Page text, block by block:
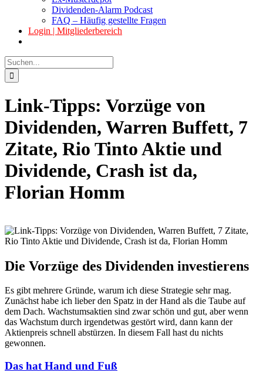
Dividenden-Alarm Podcast
FAQ – Häufig gestellte Fragen
Login | Mitgliederbereich
Suche
nach:
Link-Tipps: Vorzüge von
Dividenden, Warren Buffett, 7
Zitate, Rio Tinto Aktie und
Dividende, Crash ist da,
Florian Homm
Die Vorzüge des Dividenden investierens
Es gibt mehrere Gründe, warum ich diese Strategie sehr mag.
Zunächst habe ich lieber den Spatz in der Hand als die Taube auf
dem Dach. Wachstumsaktien sind zwar schön und gut, aber wenn
das Wachstum durch irgendetwas gestört wird, dann kann der
Aktienpreis schnell abstürzen. In diesem Fall hast du nichts
gewonnen.
Das hat Hand und Fuß